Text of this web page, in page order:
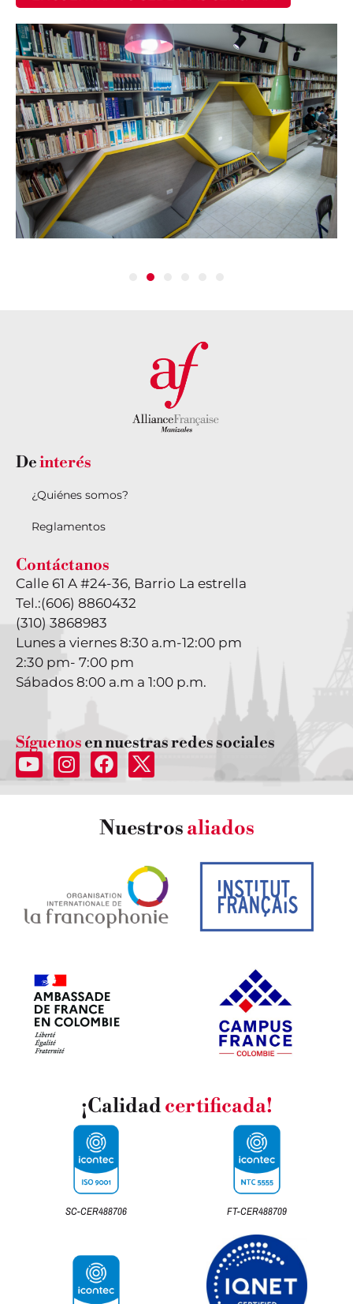
Deinterés
¿Quiénes somos?
Reglamentos
Contáctanos
Calle 61 A #24-36, Barrio La estrella
Tel.:(606) 8860432
(310) 3868983
Lunes a viernes 8:30 a.m-12:00 pm
2:30 pm- 7:00 pm
Sábados 8:00 a.m a 1:00 p.m.
Síguenos en nuestras redes sociales
Nuestrosaliados
¡Calidadcertificada!
SC-CER488706 FT-CER488709